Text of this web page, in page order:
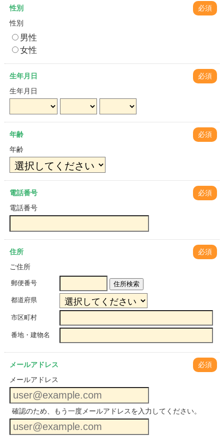
性別
必須
性別
男性
女性
生年月日
必須
生年月日
年齢
必須
年齢
電話番号
必須
電話番号
住所
必須
ご住所
郵便番号 住所検索
都道府県
市区町村
番地・建物名
メールアドレス
必須
メールアドレス
確認のため、もう一度メールアドレスを入力してください。